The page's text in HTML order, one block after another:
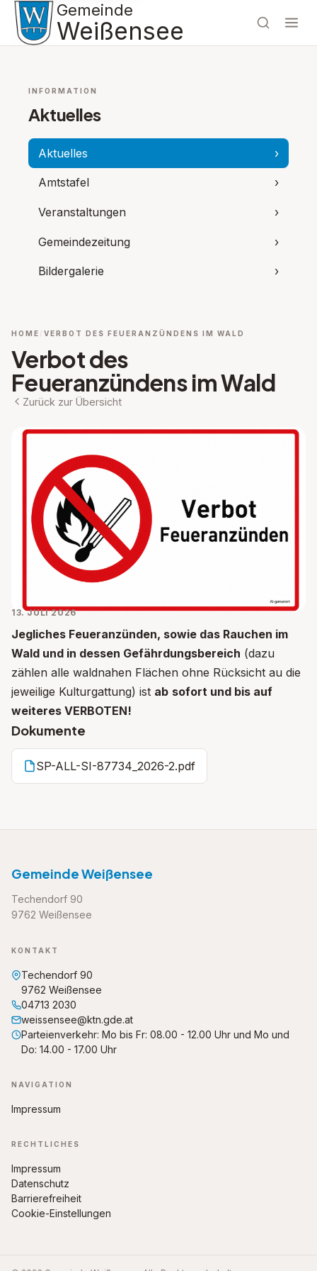
Gemeinde
Weißensee
INFORMATION
Aktuelles
Aktuelles ›
Amtstafel ›
Veranstaltungen ›
Gemeindezeitung ›
Bildergalerie ›
HOME VERBOT DES FEUERANZÜNDENS IM WALD
Verbot des
Feueranzündens im Wald
Zurück zur Übersicht
13. JULI 2026
Jegliches Feueranzünden, sowie das Rauchen im
Wald und in dessen Gefährdungsbereich (dazu
zählen alle waldnahen Flächen ohne Rücksicht au die
jeweilige Kulturgattung) ist ab sofort und bis auf
weiteres VERBOTEN!
Dokumente
SP-ALL-SI-87734_2026-2.pdf
Gemeinde Weißensee
Techendorf 90
9762 Weißensee
KONTAKT
Techendorf 90
9762 Weißensee
04713 2030
weissensee@ktn.gde.at
Parteienverkehr: Mo bis Fr: 08.00 - 12.00 Uhr und Mo und
Do: 14.00 - 17.00 Uhr
NAVIGATION
Impressum
RECHTLICHES
Impressum
Datenschutz
Barrierefreiheit
Cookie-Einstellungen